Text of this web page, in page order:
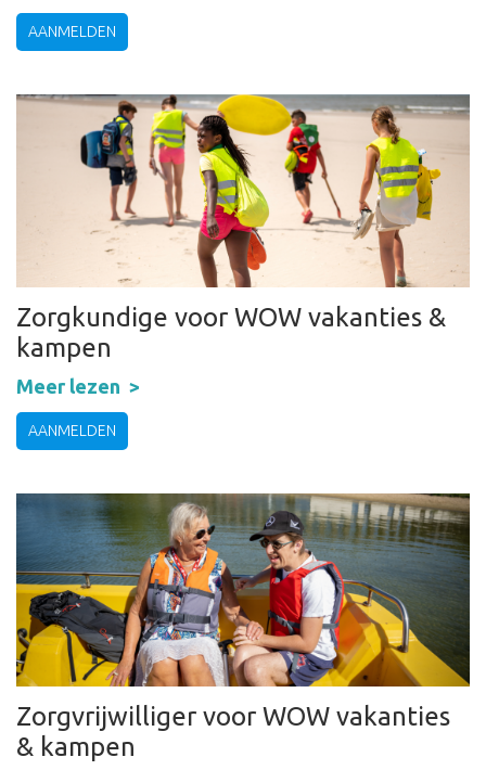
AANMELDEN
Zorgkundige voor WOW vakanties &
kampen
Meer lezen
AANMELDEN
Zorgvrijwilliger voor WOW vakanties
& kampen